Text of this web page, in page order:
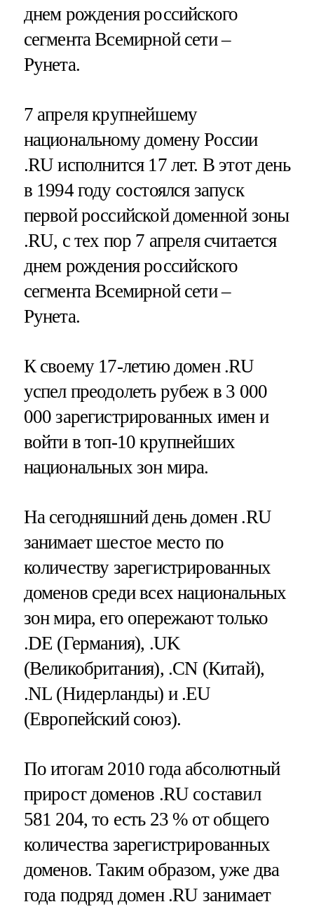
днем рождения российского
сегмента Всемирной сети –
Рунета.
7 апреля крупнейшему
национальному домену России
.RU исполнится 17 лет. В этот день
в 1994 году состоялся запуск
первой российской доменной зоны
.RU, с тех пор 7 апреля считается
днем рождения российского
сегмента Всемирной сети –
Рунета.
К своему 17-летию домен .RU
успел преодолеть рубеж в 3 000
000 зарегистрированных имен и
войти в топ-10 крупнейших
национальных зон мира.
На сегодняшний день домен .RU
занимает шестое место по
количеству зарегистрированных
доменов среди всех национальных
зон мира, его опережают только
.DE (Германия), .UK
(Великобритания), .CN (Китай),
.NL (Нидерланды) и .EU
(Европейский союз).
По итогам 2010 года абсолютный
прирост доменов .RU составил
581 204, то есть 23 % от общего
количества зарегистрированных
доменов. Таким образом, уже два
года подряд домен .RU занимает